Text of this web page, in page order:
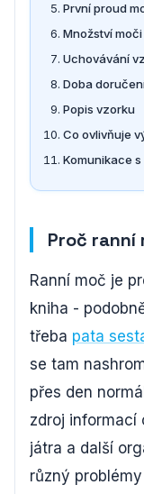
První proud
Množství moči
Uchovávání
Doba
Popis vzorku
Co ovlivňuje
Komunikace
Proč ranní
Ranní moč je
kniha -
třeba pata
se tam
přes den
zdroj informací
játra a další
různý